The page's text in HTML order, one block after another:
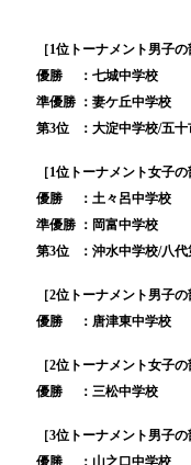
［1位トーナメント男子
優勝
：七城中学校
準優勝 ：妻ケ丘中学校
第3位
：大淀中学校/五
［1位トーナメント女子
優勝
：土々呂中学校
準優勝 ：岡富中学校
第3位
：沖水中学校/八
［2位トーナメント男子
優勝
：唐津東中学校
［2位トーナメント女子
優勝
：三松中学校
［3位トーナメント男子
優勝
：山之口中学校